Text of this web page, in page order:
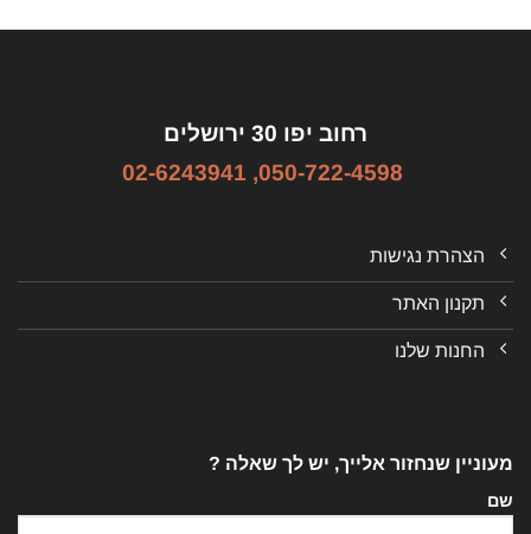
רחוב יפו 30 ירושלים
050-722-4598
,
02-6243941
הצהרת נגישות
תקנון האתר
החנות שלנו
מעוניין שנחזור אלייך, יש לך שאלה ?
שם